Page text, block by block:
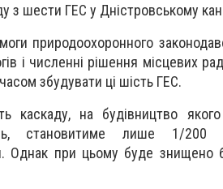
з шести ГЕС у Дністровському
природоохоронного
і численні рішення місцевих
збудувати ці шість ГЕС.
каскаду, на будівництво
становитиме лише 1/200
Однак при цьому буде знищено